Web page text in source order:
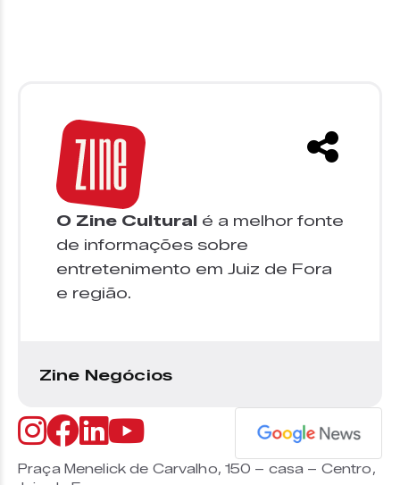
O Zine Cultural é a melhor fonte
de informações sobre
entretenimento em Juiz de Fora
e região.
Zine Negócios
Praça Menelick de Carvalho, 150 – casa – Centro,